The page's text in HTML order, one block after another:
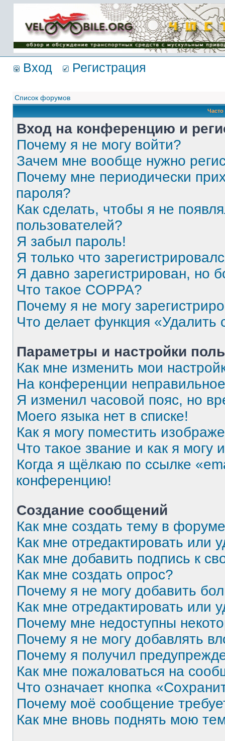
Имя пользователя:
Пароль:
{ LOG_ME_IN_SHORT
}
Вход Регистрация
Список форумов
Вход на конференцию и
Почему я не могу войти?
Зачем мне вообще нужно
Почему мне периодически
пароля?
Как сделать, чтобы я не
пользователей?
Я забыл пароль!
Я только что
Я давно зарегистрирован, но
Что такое COPPA?
Почему я не могу
Что делает функция
Параметры и настройки
Как мне изменить мои
На конференции
Я изменил часовой пояс, но
Моего языка нет в списке!
Как я могу поместить
Что такое звание и как я могу
Когда я щёлкаю по ссылке
конференцию!
Создание сообщений
Как мне создать тему в
Как мне отредактировать или
Как мне добавить подпись к
Как мне создать опрос?
Почему я не могу добавить
Как мне отредактировать или
Почему мне недоступны
Почему я не могу добавлять
Почему я получил
Как мне пожаловаться на
Что означает кнопка
Почему моё сообщение
Как мне вновь поднять мою